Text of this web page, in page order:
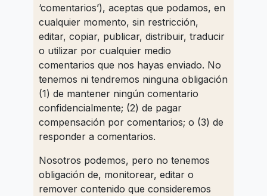
‘comentarios’), aceptas que podamos, en
cualquier momento, sin restricción,
editar, copiar, publicar, distribuir, traducir
o utilizar por cualquier medio
comentarios que nos hayas enviado. No
tenemos ni tendremos ninguna obligación
(1) de mantener ningún comentario
confidencialmente; (2) de pagar
compensación por comentarios; o (3) de
responder a comentarios.
Nosotros podemos, pero no tenemos
obligación de, monitorear, editar o
remover contenido que consideremos